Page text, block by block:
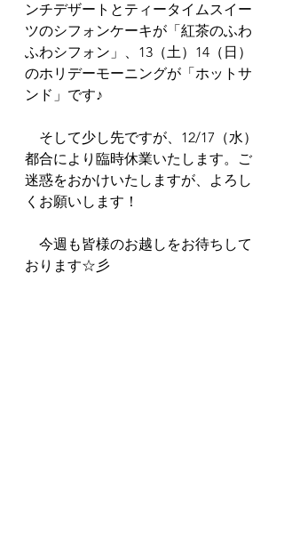
ンチデザートとティータイムスイー
ツのシフォンケーキが「紅茶のふわ
ふわシフォン」、13（土）14（日）
のホリデーモーニングが「ホットサ
ンド」です♪
そして少し先ですが、12/17（水）
都合により臨時休業いたします。ご
迷惑をおかけいたしますが、よろし
くお願いします！
今週も皆様のお越しをお待ちして
おります☆彡